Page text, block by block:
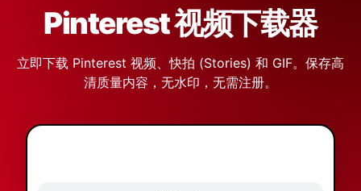
Pinterest 图片下载器
Pinterest GIF 下载器
Pinterest 视频下载器
立即下载 Pinterest 视频、快拍 (Stories) 和 GIF。保存高
清质量内容，无水印，无需注册。